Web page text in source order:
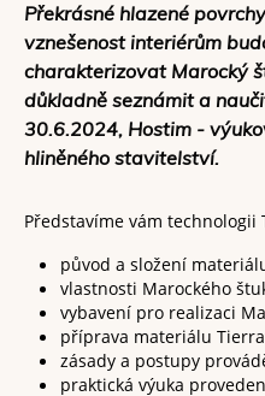
Překrásné hlazené
vznešenost interiérům
charakterizovat Marocký
důkladně seznámit a
30.6.2024, Hostim -
hliněného stavitelství.
Představíme vám technologii
původ a složení
vlastnosti Marockého
vybavení pro realizaci
příprava materiálu
zásady a postupy
praktická výuka